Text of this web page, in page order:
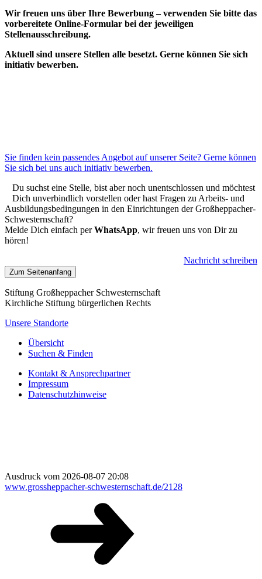
Wir freuen uns über Ihre Bewerbung – verwenden Sie bitte das
vorbereitete Online-Formular bei der jeweiligen
Stellenausschreibung.
Aktuell sind unsere Stellen alle besetzt. Gerne können Sie sich
initiativ bewerben.
Sie finden kein passendes Angebot auf unserer Seite? Gerne können
Sie sich bei uns auch initiativ bewerben.
Du suchst eine Stelle, bist aber noch unentschlossen und möchtest
Dich unverbindlich vorstellen oder hast Fragen zu Arbeits- und
Ausbildungsbedingungen in den Einrichtungen der Großheppacher-
Schwesternschaft?
Melde Dich einfach perWhatsApp, wir freuen uns von Dir zu
hören!
Nachricht schreiben
Zum Seitenanfang
Stiftung Großheppacher Schwesternschaft
Kirchliche Stiftung bürgerlichen Rechts
Unsere Standorte
Übersicht
Suchen & Finden
Kontakt & Ansprechpartner
Impressum
Datenschutzhinweise
Ausdruck vom 2026-08-07 20:08
www.grossheppacher-schwesternschaft.de/2128